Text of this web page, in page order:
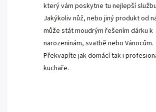
který vám poskytne tu nejlepší
Jakýkoliv nůž, nebo jiný produkt od
může stát moudrým řešením dárku k
narozeninám, svatbě nebo Vánocům.
Překvapíte jak domácí tak i
kuchaře.